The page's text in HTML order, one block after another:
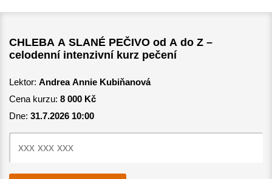
CHLEBA A SLANÉ PEČIVO od A do Z –
celodenní intenzivní kurz pečení
Lektor: Andrea Annie Kubiňanová
Cena kurzu: 8 000 Kč
Dne: 31.7.2026 10:00